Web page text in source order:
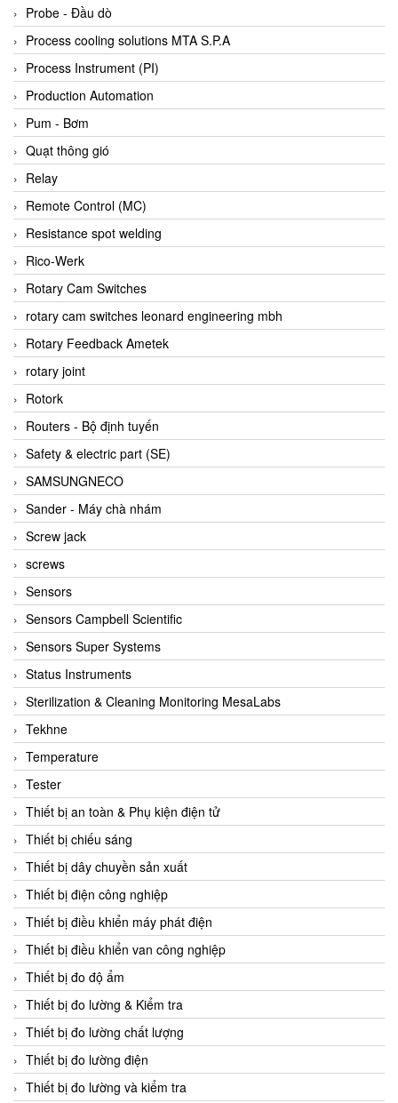
Biotech
BirdX Vietnam
BK Vibro
Black Box
BlackBox Vietnam
BLAGDON PUMP
Bloom Engineering
Boneng
Bopp & Reuther Messtechnik
Bosch
Boydcorp
BRAUN Vietnam
Brinkmann Pumpen
BRONKHORST
Brook Instrument
Brooks Instrument Vietnam
Buhler
BURLING INSTRUMENTS
Burster
BUSCHJOST
Calectro
Campbell Scientific
Canneed Vietnam
Cantoni
CAPS
CAREL Parts
CCS
CD Automation
CEAG Sicherheitst
CEIA Vietnam
Celduc Vietnam
Cemb
Centec GmbH
CEQUBE
CHAUVIN ARNOUX
Checkline
Chino
Chiyoda Seiki
Chiyoda-Tsusho
Chongqing Huaneng
Probe - Đầu dò
Process cooling solutions MTA S.P.A
Process Instrument (PI)
Production Automation
Pum - Bơm
Quạt thông gió
Relay
Remote Control (MC)
Resistance spot welding
Rico-Werk
Rotary Cam Switches
rotary cam switches leonard engineering mbh
Rotary Feedback Ametek
rotary joint
Rotork
Routers - Bộ định tuyến
Safety & electric part (SE)
SAMSUNGNECO
Sander - Máy chà nhám
Screw jack
screws
Sensors
Sensors Campbell Scientific
Sensors Super Systems
Status Instruments
Sterilization & Cleaning Monitoring MesaLabs
Tekhne
Temperature
Tester
Thiết bị an toàn & Phụ kiện điện tử
Thiết bị chiếu sáng
Thiết bị dây chuyền sản xuất
Thiết bị điện công nghiệp
Thiết bị điều khiển máy phát điện
Thiết bị điều khiển van công nghiệp
Thiết bị đo độ ẩm
Thiết bị đo lường & Kiểm tra
Thiết bị đo lường chất lượng
Thiết bị đo lường điện
Thiết bị đo lường và kiểm tra